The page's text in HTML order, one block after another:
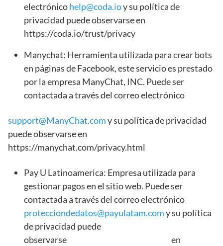
electrónicohelp@coda.ioy su política de
privacidad puede observarse en
https://coda.io/trust/privacy
Manychat: Herramienta utilizada para crear bots
en páginas de Facebook, este servicio es prestado
por la empresa ManyChat, INC. Puede ser
contactada a través del correo electrónico
support@ManyChat.comy su política de privacidad
puede observarse en
https://manychat.com/privacy.html
Pay U Latinoamerica: Empresa utilizada para
gestionar pagos en el sitio web. Puede ser
contactada a través del correo electrónico
protecciondedatos@payulatam.comy su política
de privacidad puede
observarse en